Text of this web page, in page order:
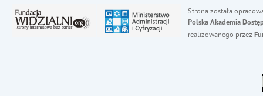
Strona została
Polska Akademia
realizowanego przez